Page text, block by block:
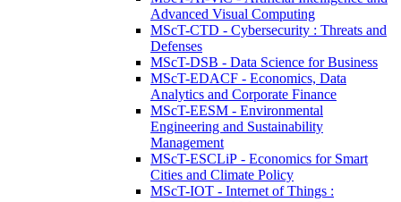
Advanced Visual Computing
MScT-CTD - Cybersecurity : Threats and
Defenses
MScT-DSB - Data Science for Business
MScT-EDACF - Economics, Data
Analytics and Corporate Finance
MScT-EESM - Environmental
Engineering and Sustainability
Management
MScT-ESCLiP - Economics for Smart
Cities and Climate Policy
MScT-IOT - Internet of Things :